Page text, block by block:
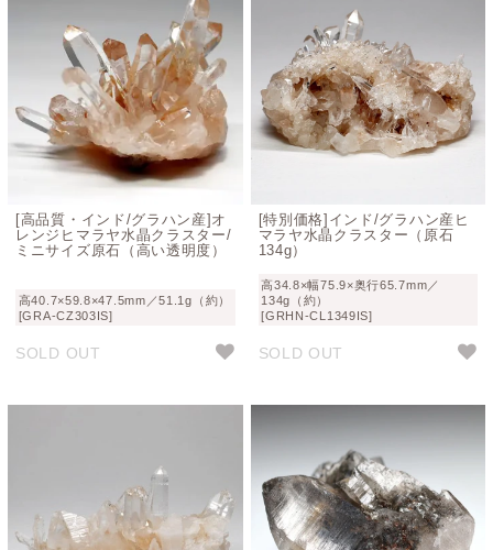
[高品質・インド/グラハン産]オ
レンジヒマラヤ水晶クラスター/
ミニサイズ原石（高い透明度）
高40.7×59.8×47.5mm／51.1g（約）
[GRA-CZ303IS]
SOLD OUT
[特別価格]インド/グラハン産ヒ
マラヤ水晶クラスター（原石
134g）
高34.8×幅75.9×奥行65.7mm／
134g（約）
[GRHN-CL1349IS]
SOLD OUT